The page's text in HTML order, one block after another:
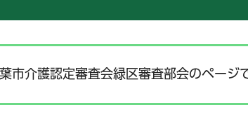
市介護認定審査会緑区審査部会のページ